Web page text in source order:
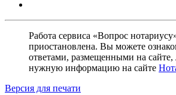
Работа сервиса «Вопрос
приостановлена. Вы можете
ответами, размещенными на сайте,
нужную информацию на сайте
Версия для печати